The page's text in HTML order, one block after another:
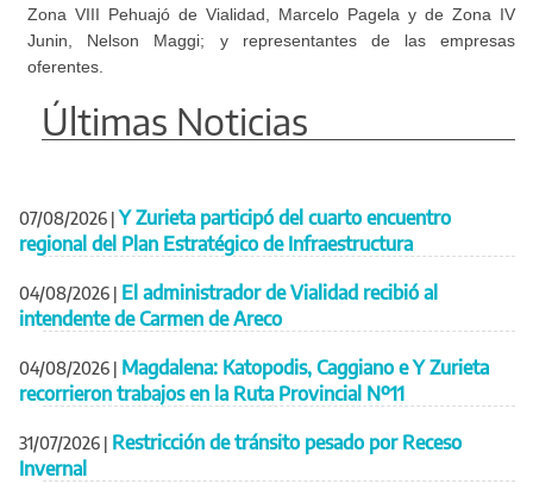
Zona VIII Pehuajó de Vialidad, Marcelo Pagela y de Zona IV
Junin, Nelson Maggi; y representantes de las empresas
oferentes.
Últimas Noticias
07/08/2026 | Y Zurieta participó del cuarto encuentro
regional del Plan Estratégico de Infraestructura
04/08/2026 | El administrador de Vialidad recibió al
intendente de Carmen de Areco
04/08/2026 | Magdalena: Katopodis, Caggiano e Y Zurieta
recorrieron trabajos en la Ruta Provincial Nº11
31/07/2026 | Restricción de tránsito pesado por Receso
Invernal